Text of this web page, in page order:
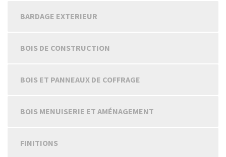
BARDAGE EXTERIEUR
BOIS DE CONSTRUCTION
BOIS ET PANNEAUX DE COFFRAGE
BOIS MENUISERIE ET AMÉNAGEMENT
FINITIONS